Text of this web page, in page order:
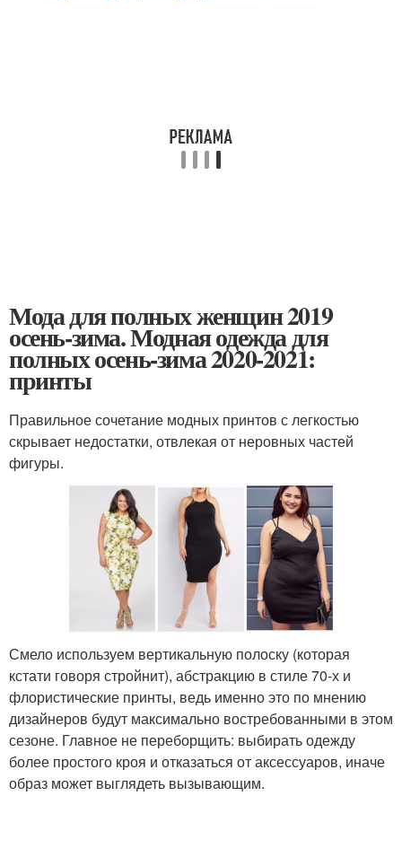
Мода для полных женщин 2019
осень-зима. Модная одежда для
полных осень-зима 2020-2021:
принты
Правильное сочетание модных принтов с легкостью
скрывает недостатки, отвлекая от неровных частей
фигуры.
Смело используем вертикальную полоску (которая
кстати говоря стройнит), абстракцию в стиле 70-х и
флористические принты, ведь именно это по мнению
дизайнеров будут максимально востребованными в этом
сезоне. Главное не переборщить: выбирать одежду
более простого кроя и отказаться от аксессуаров, иначе
образ может выглядеть вызывающим.